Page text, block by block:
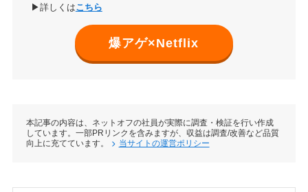
▶詳しくはこちら
爆アゲ×Netflix
本記事の内容は、ネットオフの社員が実際に調査・検証を行い作成
しています。一部PRリンクを含みますが、収益は調査/改善など品質
向上に充てています。
当サイトの運営ポリシー